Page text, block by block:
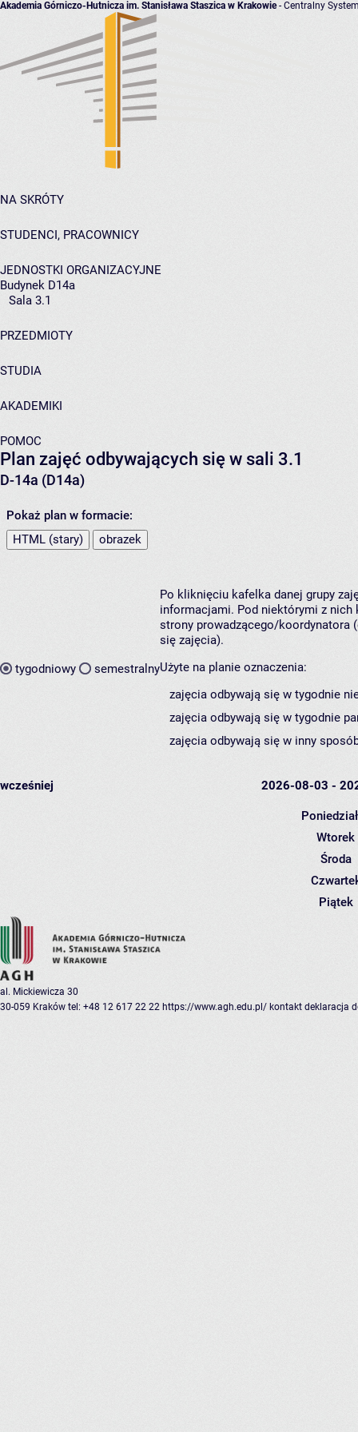
Akademia Górniczo-Hutnicza im. Stanisława Staszica w Krakowie- Centralny
NA SKRÓTY
STUDENCI, PRACOWNICY
JEDNOSTKI ORGANIZACYJNE
Budynek D14a
Sala 3.1
PRZEDMIOTY
STUDIA
AKADEMIKI
POMOC
Plan zajęć odbywających się w sali 3.1
D-14a (D14a)
Pokaż plan w formacie:
HTML (stary)
obrazek
tygodniowy semestralny
Po kliknięciu kafelka danej grupy
informacjami. Pod niektórymi z nich
strony prowadzącego/koordynatora
się zajęcia).
Użyte na planie oznaczenia:
zajęcia odbywają się w tygodnie
zajęcia odbywają się w tygodnie
zajęcia odbywają się w inny
wcześniej 2026-08-03 -
Wtorek
Środa
Piątek
al. Mickiewicza 30
30-059 Kraków tel: +48 12 617 22 22 https://www.agh.edu.pl/ kontakt deklaracja